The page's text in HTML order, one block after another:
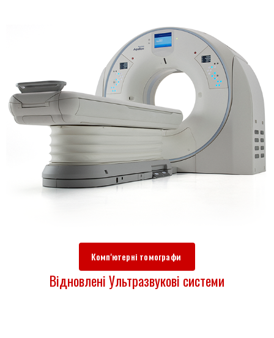
Комп'ютерні томографи
Відновлені Ультразвукові системи